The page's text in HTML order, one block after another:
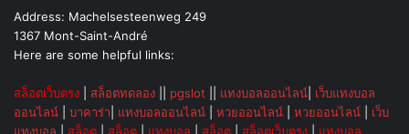
Address: Machelsesteenweg 249
1367 Mont-Saint-André
Here are some helpful links:
สล็อตเว็บตรง สล็อตทดลอง pgslot แทงบอลออนไลน์ เว็บแทงบอล
ออนไลน์
บาคาร่า แทงบอลออนไลน์ หวยออนไลน์ หวยออนไลน์
เว็บ